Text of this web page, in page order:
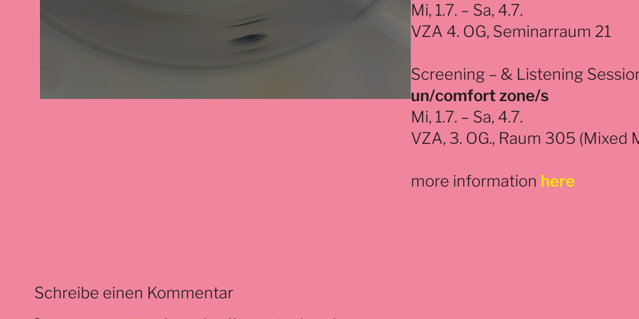
Mi, 1.7. – Sa, 4.7.
VZA 4. OG, Seminarraum 21
Screening – & Listening
un/comfort zone/s
Mi, 1.7. – Sa, 4.7.
VZA, 3. OG., Raum 305 (Mixed
more information here
Schreibe einen Kommentar